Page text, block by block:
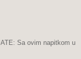
Sa ovim napitkom u